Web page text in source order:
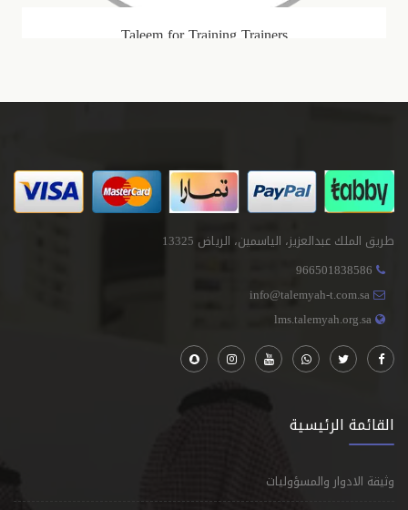
Taleem for Training Trainers
Taleem for Training Trainers
طريق الملك عبدالعزيز، الياسمين، الرياض 13325
966501838586
info@talemyah-t.com.sa
lms.talemyah.org.sa
القائمة الرئيسية
وثيقة الادوار والمسؤوليات